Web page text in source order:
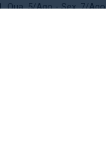
Qua. 5/Ago - Sex. 7/Ago